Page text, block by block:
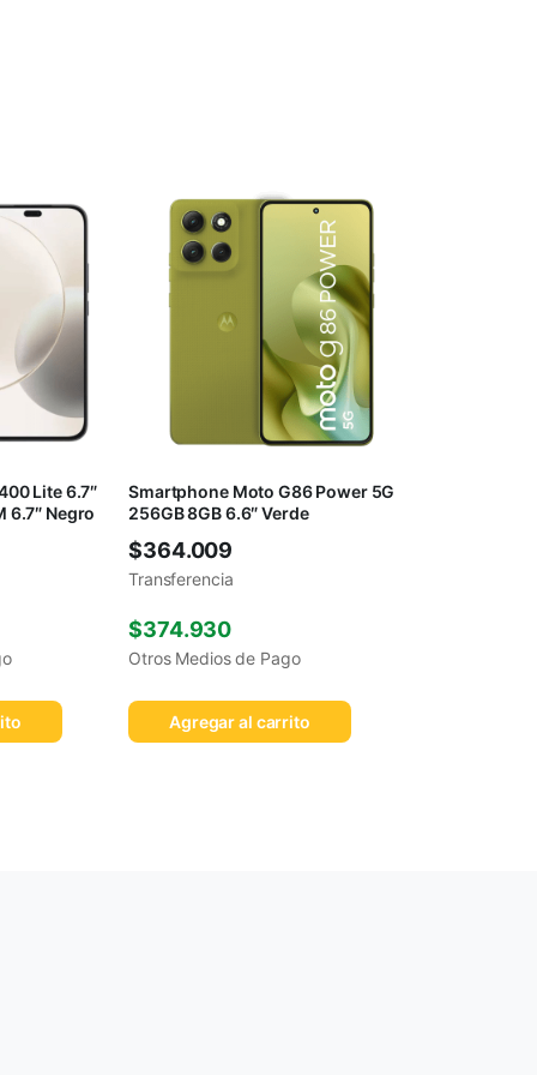
Lite 6.7″
6.7″ Negro
Smartphone Moto G86 Power 5G
256GB 8GB 6.6″ Verde
$364.009
Transferencia
$374.930
Otros Medios de Pago
Agregar al carrito